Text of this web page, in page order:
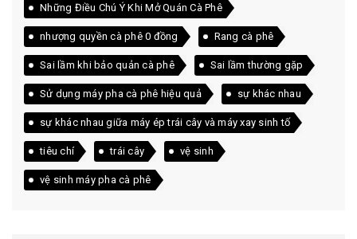
Những Điều Chú Ý Khi Mở Quán Cà Phê
nhượng quyền cà phê 0 đồng Rang cà phê
Sai lầm khi bảo quản cà phê Sai lầm thường gặp
Sử dụng máy pha cà phê hiệu quả sự khác nhau
sự khác nhau giữa máy ép trái cây và máy xay sinh tố
tiêu chí trái cây vệ sinh
vệ sinh máy pha cà phê